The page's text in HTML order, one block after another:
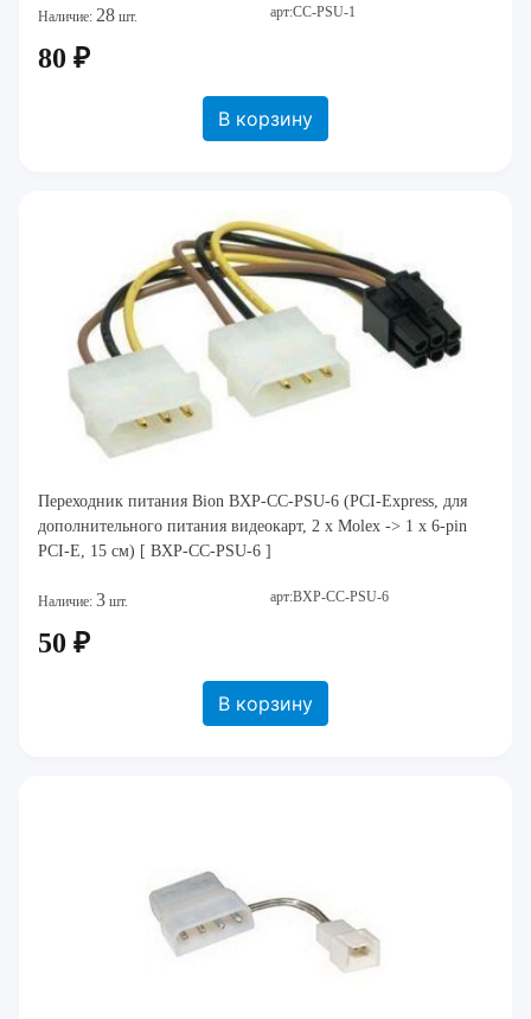
Наличие: 28 шт. арт:CC-PSU-1
80 ₽
В корзину
Переходник питания Bion BXP-CC-PSU-6 (PCI-Express, для
дополнительного питания видеокарт, 2 x Molex -> 1 x 6-pin
PCI-E, 15 см) [ BXP-CC-PSU-6 ]
Наличие: 3 шт. арт:BXP-CC-PSU-6
50 ₽
В корзину